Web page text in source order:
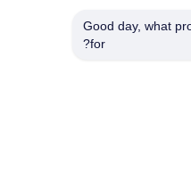
Good day, what
for?